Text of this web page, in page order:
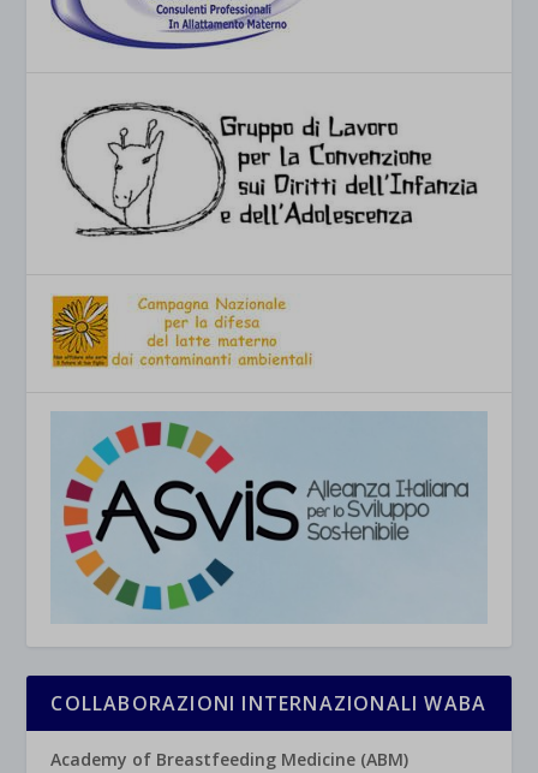
COLLABORAZIONI INTERNAZIONALI WABA
Academy of Breastfeeding Medicine (ABM)